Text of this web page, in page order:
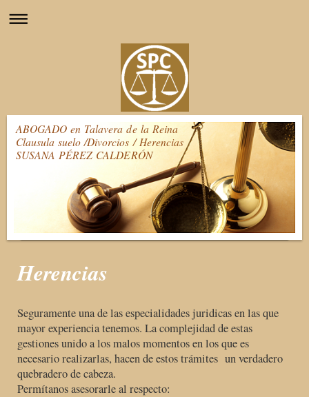
ABOGADO en Talavera de la Reina
Clausula suelo /Divorcios / Herencias
SUSANA PÉREZ CALDERÓN
Herencias
Seguramente una de las especialidades juridicas en las que
mayor experiencia tenemos. La complejidad de estas
gestiones unido a los malos momentos en los que es
necesario realizarlas, hacen de estos trámites un verdadero
quebradero de cabeza.
Permítanos asesorarle al respecto: